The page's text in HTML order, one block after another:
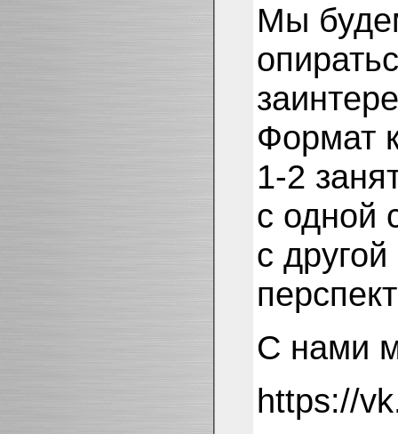
Мы
Формат
1-2
с одной
с
С нами
https://